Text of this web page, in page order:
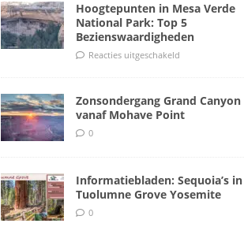
Hoogtepunten in Mesa Verde
National Park: Top 5
Bezienswaardigheden
Reacties uitgeschakeld
Zonsondergang Grand Canyon
vanaf Mohave Point
0
Informatiebladen: Sequoia’s in
Tuolumne Grove Yosemite
0